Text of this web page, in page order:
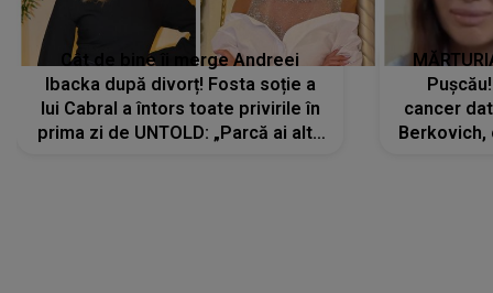
Cât de bine îi merge Andreei
Ibacka după divorț! Fosta soție a
lui Cabral a întors toate privirile în
prima zi de UNTOLD: „Parcă ai altă
cancer
Berkovich,